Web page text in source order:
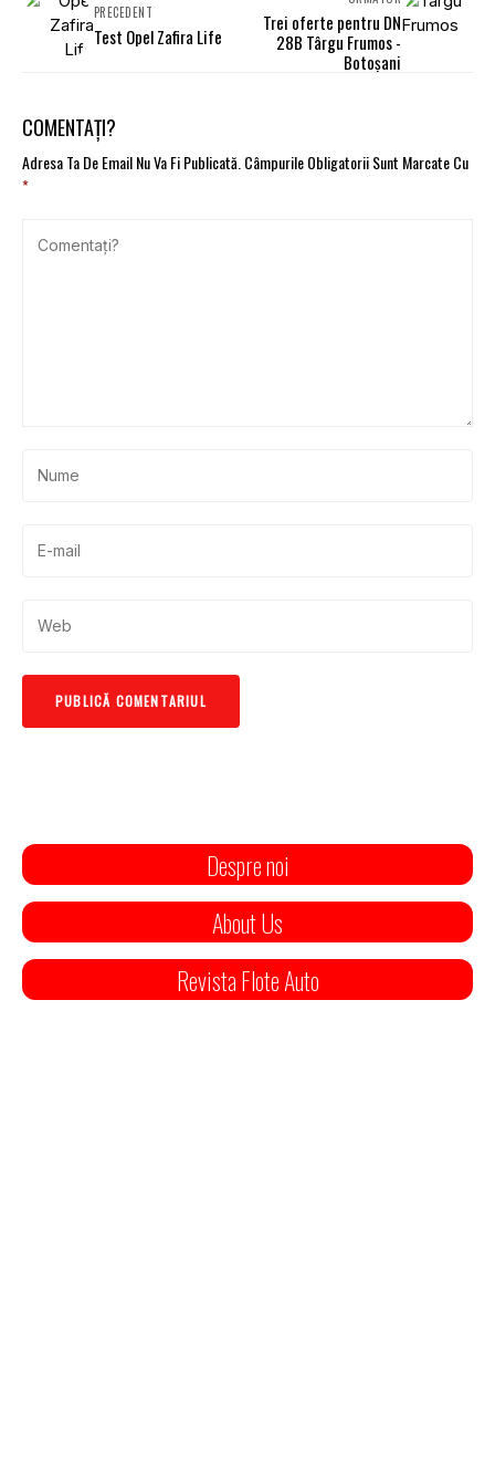
PRECEDENT
Test Opel Zafira Life
Trei oferte pentru DN
28B Târgu Frumos -
Botoşani
COMENTAȚI?
Adresa Ta De Email Nu Va Fi Publicată.Câmpurile Obligatorii Sunt Marcate Cu
*
Despre noi
About Us
Revista Flote Auto